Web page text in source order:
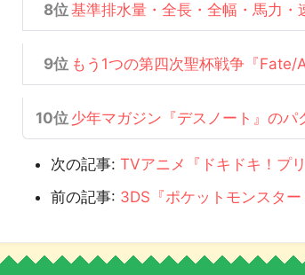
基準排水量・全長・全幅・馬力・
もう1つの第四次聖杯戦争『
少年マガジン『デスノート』のパ
次の記事: TVアニメ『ドキドキ！プ
前の記事: 3DS『ポケットモンスタ